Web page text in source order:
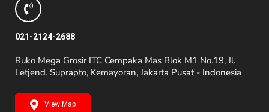
021-2124-2688
Ruko Mega Grosir ITC Cempaka Mas Blok M1 No.19, Jl.
Letjend. Suprapto, Kemayoran, Jakarta Pusat - Indonesia
View Map